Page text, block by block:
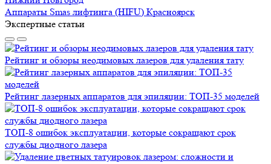
Аппараты Smas лифтинга (HIFU) Красноярск
Экспертные статьи
Рейтинг и обзоры неодимовых лазеров для удаления тату
Рейтинг лазерных аппаратов для эпиляции: ТОП-35 моделей
ТОП-8 ошибок эксплуатации, которые сокращают срок
службы диодного лазера